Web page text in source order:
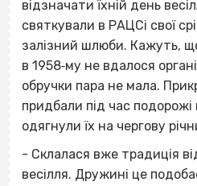
відзначати їхній день
святкували в РАЦСі свої
залізний шлюби. Кажуть,
в 1958‐му не вдалося
обручки пара не мала.
придбали під час подорожі
одягнули їх на чергову
- Склалася вже традиція
весілля. Дружині це